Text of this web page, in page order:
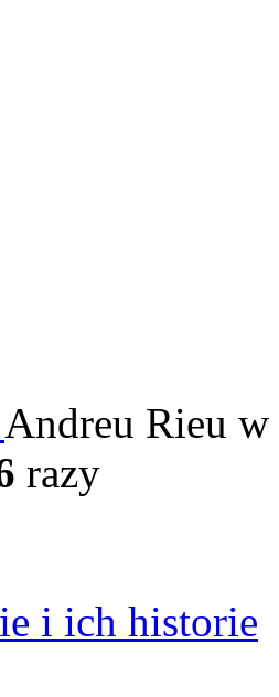
Andreu Rieu
razy
i ich historie